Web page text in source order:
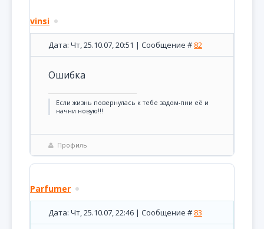
vinsi
Дата: Чт, 25.10.07, 20:51 | Сообщение # 82
Ошибка
Если жизнь повернулась к тебе задом-пни её и
начни новую!!!
Профиль
Parfumer
Дата: Чт, 25.10.07, 22:46 | Сообщение # 83